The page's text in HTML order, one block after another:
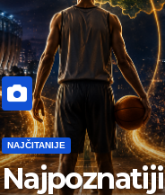
NAJČITANIJE
Najpoznatiji